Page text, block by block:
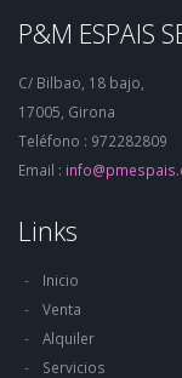
P&M ESPAIS
C/ Bilbao, 18 bajo,
17005, Girona
Teléfono : 972282809
Email :
Links
Inicio
Venta
Alquiler
Servicios